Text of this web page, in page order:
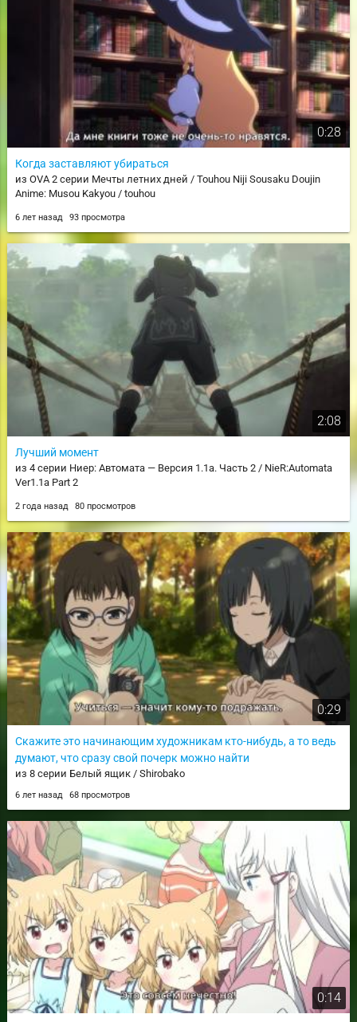
0:28
Когда заставляют убираться
из OVA 2 серии Мечты летних дней / Touhou Niji Sousaku Doujin
Anime: Musou Kakyou / touhou
6 лет назад 93 просмотра
2:08
Лучший момент
из 4 серии Ниер: Автомата — Версия 1.1а. Часть 2 / NieR:Automata
Ver1.1a Part 2
2 года назад 80 просмотров
0:29
Скажите это начинающим художникам кто-нибудь, а то ведь
думают, что сразу свой почерк можно найти
из 8 серии Белый ящик / Shirobako
6 лет назад 68 просмотров
0:14